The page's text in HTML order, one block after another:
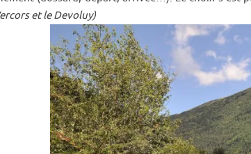
et le Devoluy)